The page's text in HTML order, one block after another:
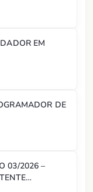
EM
DE
03/2026 –